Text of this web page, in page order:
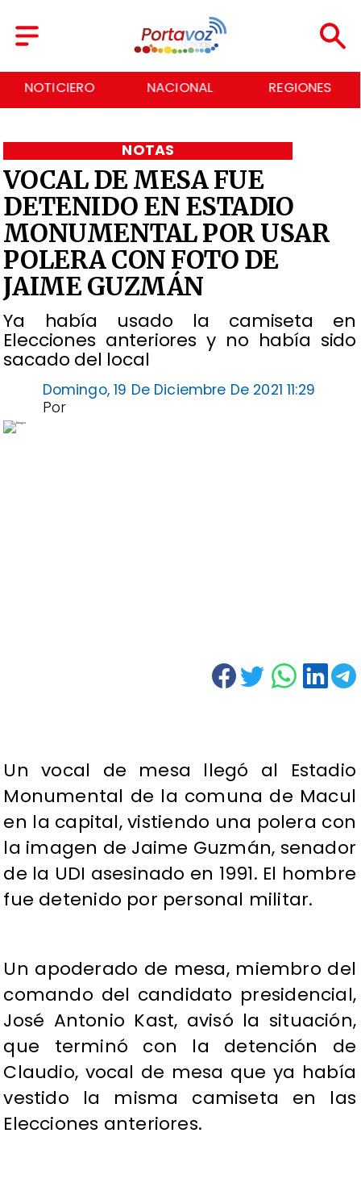
NOTICIERO NACIONAL REGIONES
VOCAL DE MESA FUE
DETENIDO EN ESTADIO
MONUMENTAL POR USAR
POLERA CON FOTO DE
JAIME GUZMÁN
Ya había usado la camiseta en
Elecciones anteriores y no había sido
sacado del local
NOTAS
Domingo, 19 De Diciembre De 2021 11:29
Por
Un vocal de mesa llegó al Estadio
Monumental de la comuna de Macul
en la capital, vistiendo una polera con
la imagen de Jaime Guzmán, senador
de la UDI asesinado en 1991. El hombre
fue detenido por personal militar.
Un apoderado de mesa, miembro del
comando del candidato presidencial,
José Antonio Kast, avisó la situación,
que terminó con la detención de
Claudio, vocal de mesa que ya había
vestido la misma camiseta en las
Elecciones anteriores.